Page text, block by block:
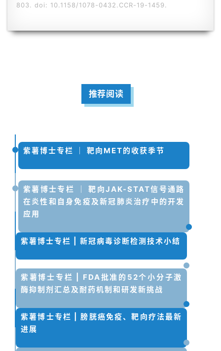
803. doi: 10.1158/1078-0432.CCR-19-1459.
推荐阅读
紫薯博士专栏 ｜ 靶向MET的收获季节
紫薯博士专栏 ｜ 靶向JAK-STAT信号通路
在炎性和自身免疫及新冠肺炎治疗中的开发
应用
紫薯博士专栏 | 新冠病毒诊断检测技术小结
紫薯博士专栏 | FDA批准的52个小分子激
酶抑制剂汇总及耐药机制和研发新挑战
紫薯博士专栏 | 膀胱癌免疫、靶向疗法最新
进展